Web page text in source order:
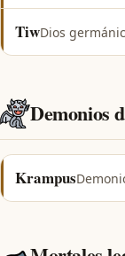
TiwDios
Demonios
Krampus